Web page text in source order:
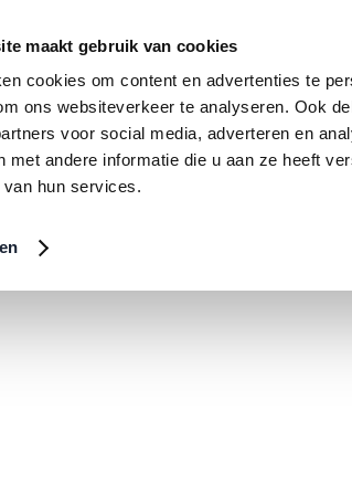
maakt gebruik van cookies
cookies om content en advertenties te
ons websiteverkeer te analyseren. Ook
voor social media, adverteren en
met andere informatie die u aan ze heeft
van hun services.
in July 2026